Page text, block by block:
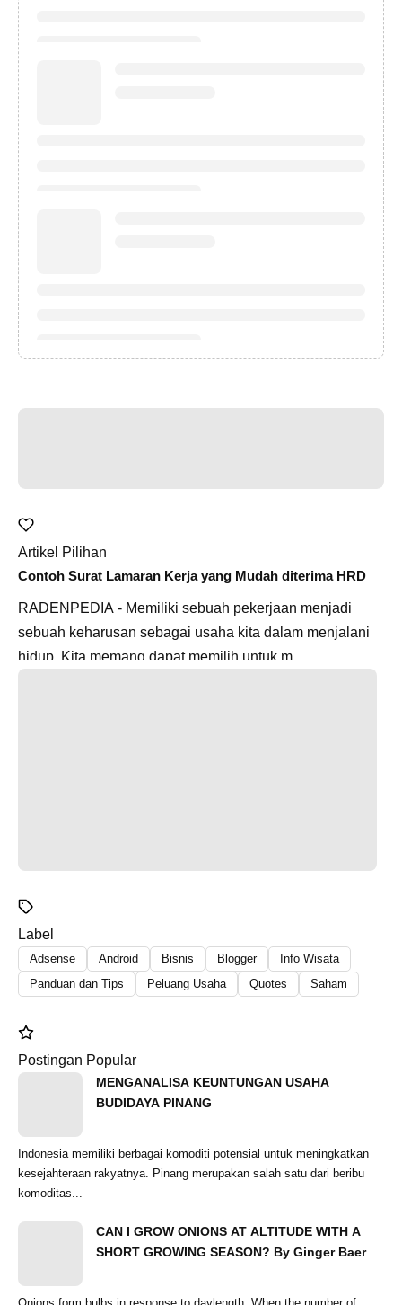
Artikel Pilihan
Contoh Surat Lamaran Kerja yang Mudah diterima HRD
RADENPEDIA - Memiliki sebuah pekerjaan menjadi
sebuah keharusan sebagai usaha kita dalam menjalani
hidup. Kita memang dapat memilih untuk m...
Label
Adsense Android Bisnis Blogger
Info Wisata
Panduan dan Tips
Peluang Usaha Quotes Saham
Postingan Popular
MENGANALISA KEUNTUNGAN USAHA
BUDIDAYA PINANG
Indonesia memiliki berbagai komoditi potensial untuk meningkatkan
kesejahteraan rakyatnya. Pinang merupakan salah satu dari beribu
komoditas...
CAN I GROW ONIONS AT ALTITUDE WITH A
SHORT GROWING SEASON? By Ginger Baer